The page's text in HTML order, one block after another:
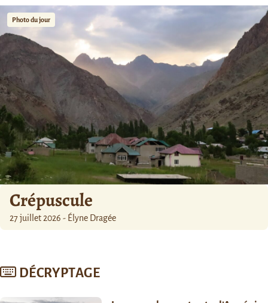
Photo du jour
Crépuscule
27 juillet 2026 - Élyne Dragée
DÉCRYPTAGE